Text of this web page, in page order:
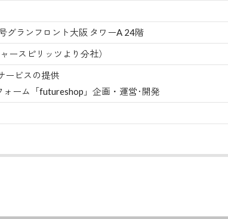
グランフロント大阪 タワーA 24階
ースピリッツより分社）
ービスの提供
ォーム「futureshop」企画・運営･開発